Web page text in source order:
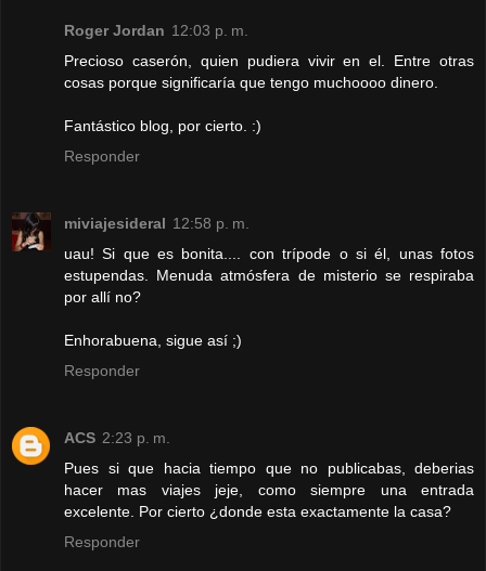
Roger Jordan 12:03 p. m.
Precioso caserón, quien pudiera vivir en el. Entre otras
cosas porque significaría que tengo muchoooo dinero.
Fantástico blog, por cierto. :)
Responder
miviajesideral 12:58 p. m.
uau! Si que es bonita.... con trípode o si él, unas fotos
estupendas. Menuda atmósfera de misterio se respiraba
por allí no?
Enhorabuena, sigue así ;)
Responder
ACS 2:23 p. m.
Pues si que hacia tiempo que no publicabas, deberias
hacer mas viajes jeje, como siempre una entrada
excelente. Por cierto ¿donde esta exactamente la casa?
Responder